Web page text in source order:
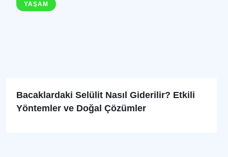
YAŞAM
Bacaklardaki Selülit Nasıl Giderilir? Etkili
Yöntemler ve Doğal Çözümler